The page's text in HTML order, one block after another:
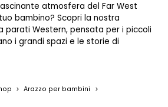
atmosfera del Far West
bambino? Scopri la nostra
parati Western, pensata per i piccoli
i grandi spazi e le storie di
> Arazzo per bambini
>